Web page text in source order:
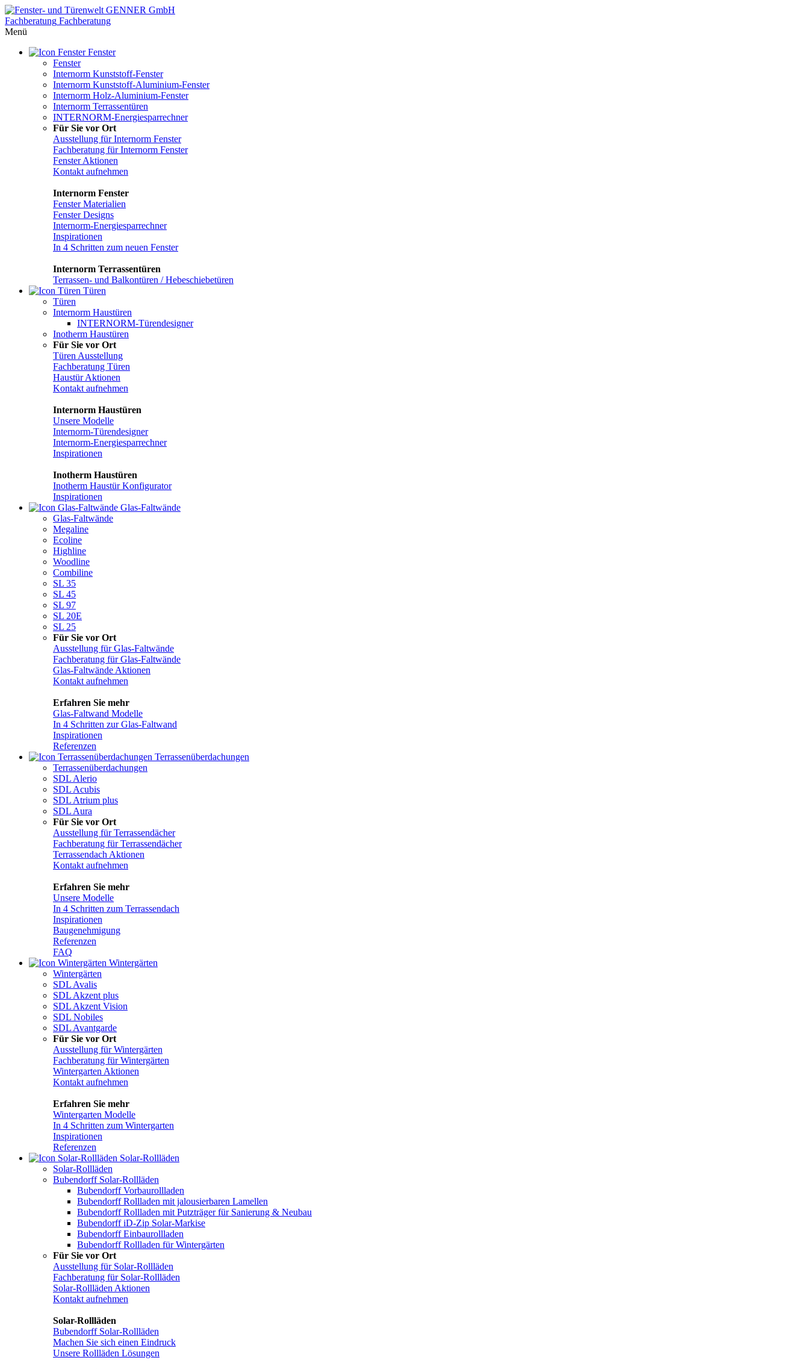
Fachberatung Fachberatung
Menü
Fenster
Fenster
Internorm Kunststoff-Fenster
Internorm Kunststoff-Aluminium-Fenster
Internorm Holz-Aluminium-Fenster
Internorm Terrassentüren
INTERNORM-Energiesparrechner
Für Sie vor Ort
Ausstellung für Internorm Fenster
Fachberatung für Internorm Fenster
Fenster Aktionen
Kontakt aufnehmen
Internorm Fenster
Fenster Materialien
Fenster Designs
Internorm-Energiesparrechner
Inspirationen
In 4 Schritten zum neuen Fenster
Internorm Terrassentüren
Terrassen- und Balkontüren / Hebeschiebetüren
Türen
Türen
Internorm Haustüren
INTERNORM-Türendesigner
Inotherm Haustüren
Für Sie vor Ort
Türen Ausstellung
Fachberatung Türen
Haustür Aktionen
Kontakt aufnehmen
Internorm Haustüren
Unsere Modelle
Internorm-Türendesigner
Internorm-Energiesparrechner
Inspirationen
Inotherm Haustüren
Inotherm Haustür Konfigurator
Inspirationen
Glas-Faltwände
Glas-Faltwände
Megaline
Ecoline
Highline
Woodline
Combiline
SL 35
SL 45
SL 97
SL 20E
SL 25
Für Sie vor Ort
Ausstellung für Glas-Faltwände
Fachberatung für Glas-Faltwände
Glas-Faltwände Aktionen
Kontakt aufnehmen
Erfahren Sie mehr
Glas-Faltwand Modelle
In 4 Schritten zur Glas-Faltwand
Inspirationen
Referenzen
Terrassen­überdachungen
Terrassenüberdachungen
SDL Alerio
SDL Acubis
SDL Atrium plus
SDL Aura
Für Sie vor Ort
Ausstellung für Terrassendächer
Fachberatung für Terrassendächer
Terrassendach Aktionen
Kontakt aufnehmen
Erfahren Sie mehr
Unsere Modelle
In 4 Schritten zum Terrassendach
Inspirationen
Baugenehmigung
Referenzen
FAQ
Wintergärten
Wintergärten
SDL Avalis
SDL Akzent plus
SDL Akzent Vision
SDL Nobiles
SDL Avantgarde
Für Sie vor Ort
Ausstellung für Wintergärten
Fachberatung für Wintergärten
Wintergarten Aktionen
Kontakt aufnehmen
Erfahren Sie mehr
Wintergarten Modelle
In 4 Schritten zum Wintergarten
Inspirationen
Referenzen
Solar-Rollläden
Solar-Rollläden
Bubendorff Solar-Rollläden
Bubendorff Vorbaurollladen
Bubendorff Rollladen mit jalousierbaren Lamellen
Bubendorff Rollladen mit Putzträger für Sanierung & Neubau
Bubendorff iD-Zip Solar-Markise
Bubendorff Einbaurollladen
Bubendorff Rollladen für Wintergärten
Für Sie vor Ort
Ausstellung für Solar-Rollläden
Fachberatung für Solar-Rollläden
Solar-Rollläden Aktionen
Kontakt aufnehmen
Solar-Rollläden
Bubendorff Solar-Rollläden
Machen Sie sich einen Eindruck
Unsere Rollläden Lösungen